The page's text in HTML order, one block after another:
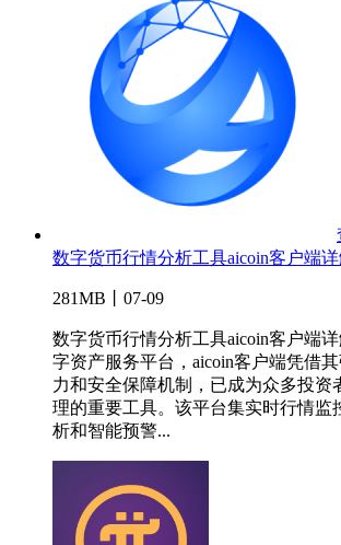
数字货币行情分析工具aicoin客户端
281MB丨07-09
数字货币行情分析工具aicoin客户端
字资产服务平台，aicoin客户端凭借
力和安全保障机制，已成为众多投资
理的重要工具。该平台集实时行情监
析和智能预警...